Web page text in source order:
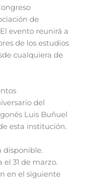
de
evento reunirá a
de los estudios
cualquiera de
del
Luis Buñuel
esta institución.
disponible.
31 de marzo.
en el siguiente